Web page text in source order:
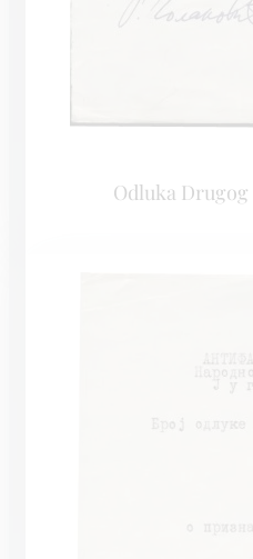
Odluka